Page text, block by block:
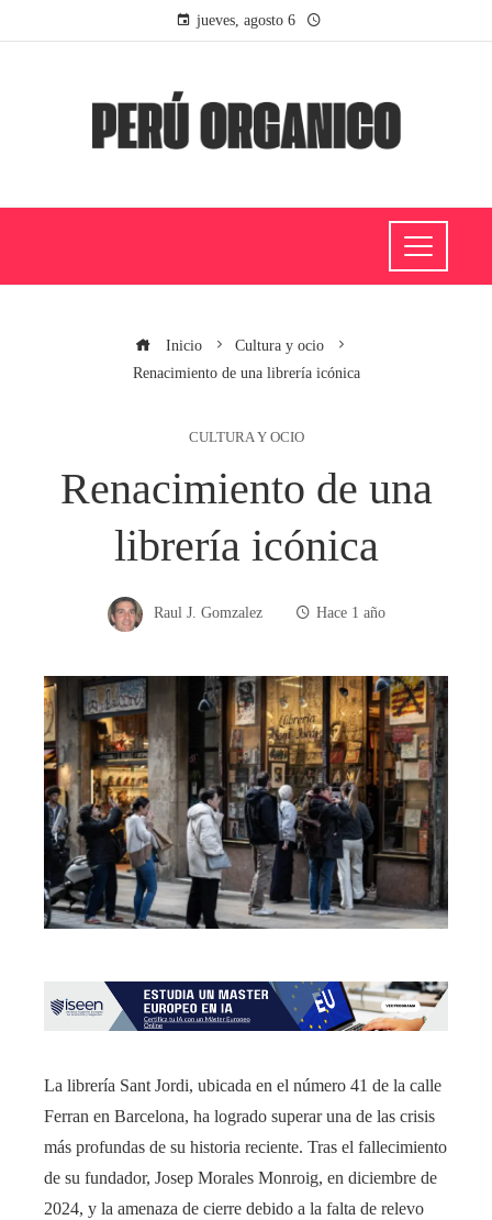
jueves, agosto 6
Inicio
Cultura y ocio
Renacimiento de una librería icónica
CULTURA Y OCIO
Renacimiento de una
librería icónica
Raul J. Gomzalez Hace 1 año
La librería Sant Jordi, ubicada en el número 41 de la calle
Ferran en Barcelona, ha logrado superar una de las crisis
más profundas de su historia reciente. Tras el fallecimiento
de su fundador, Josep Morales Monroig, en diciembre de
2024, y la amenaza de cierre debido a la falta de relevo